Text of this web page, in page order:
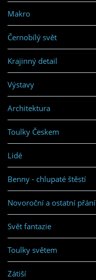
Makro
Černobílý svět
Krajinný detail
Výstavy
Architektura
Toulky Českem
Lidé
Benny - chlupaté štěstí
Novoroční a ostatní přání
Svět fantazie
Toulky světem
Zátiší